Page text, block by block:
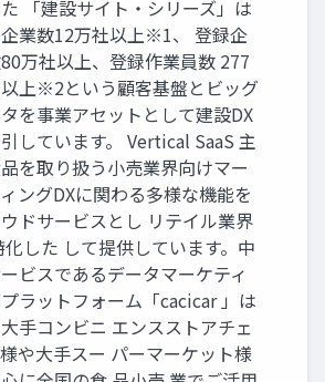
「建設サイト・シリーズ」は
業数12万社以上※1、 登録企
万社以上、登録作業員数 277
上※2という顧客基盤とビッグ
を事業アセットとして建設DX
しています。 Vertical SaaS 主
を取り扱う小売業界向けマー
ングDXに関わる多様な機能を
ドサービスとし リテイル業界
化した して提供しています。中
ビスであるデータマーケティ
ラットフォーム「cacicar 」は
手コンビニ エンスストアチェ
や大手スー パーマーケット様